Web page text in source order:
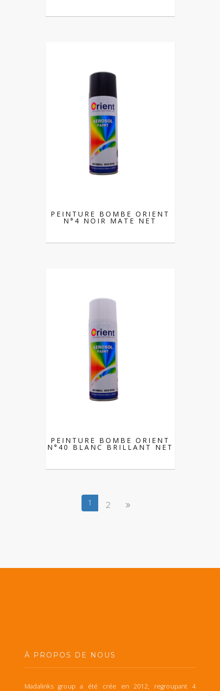
PEINTURE BOMBE ORIENT
N°4 NOIR MATE NET
PEINTURE BOMBE ORIENT
N°40 BLANC BRILLANT NET
1 2
À PROPOS DE NOUS
Madalinks group a été crée en 2012, regroupant 4